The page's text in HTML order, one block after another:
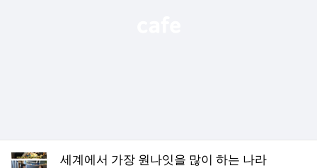
세계에서 가장 원나잇을 많이 하는 나라